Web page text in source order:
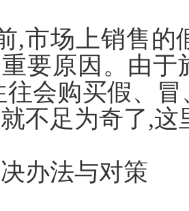
场上销售的
要原因。由于
往会购买假、
不足为奇了,
办法与对策